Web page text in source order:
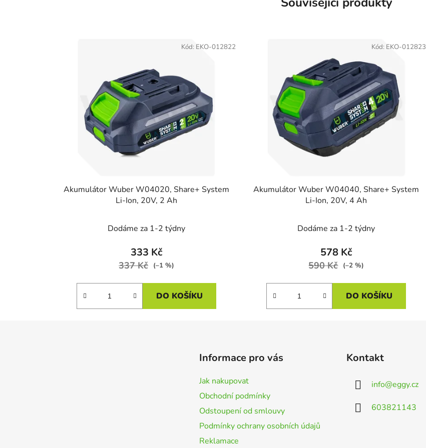
Akumulátor Wuber W04020, Share+ System
Li-Ion, 20V, 2 Ah
Dodáme za 1-2 týdny
333 Kč
337 Kč (–1 %)
DO KOŠÍKU
Kód: EKO-012822
Akumulátor Wuber W04040, Share+ System
Li-Ion, 20V, 4 Ah
Dodáme za 1-2 týdny
578 Kč
590 Kč (–2 %)
DO KOŠÍKU
Kód: EKO-012823
Informace pro vás
Jak nakupovat
Obchodní podmínky
Odstoupení od smlouvy
Podmínky ochrany osobních údajů
Reklamace
Kontakt
info@eggy.cz
603821143